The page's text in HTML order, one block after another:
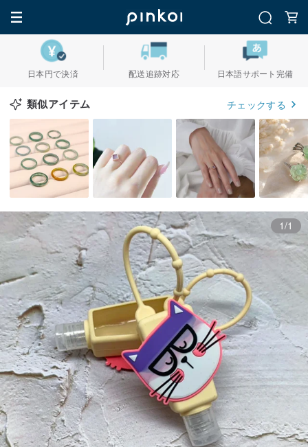
日本円で決済 配送追跡対応 日本語サポート完備
類似アイテム チェックする
1/1